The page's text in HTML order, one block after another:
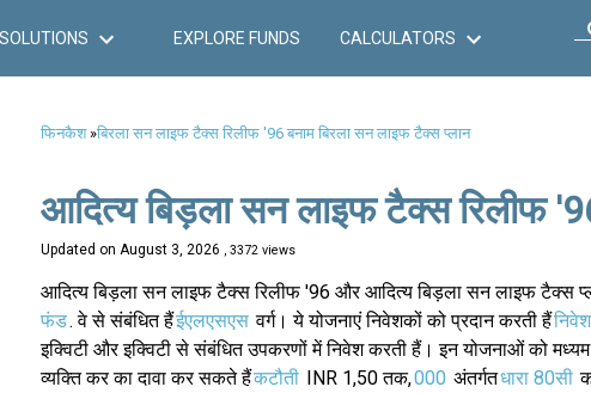
SOLUTIONS EXPLORE FUNDS CALCULATORS
फिनकैश»बिरला सन लाइफ टैक्स रिलीफ '96 बनाम बिरला सन लाइफ टैक्स प्लान
आदित्य बिड़ला सन लाइफ टैक्स रिलीफ
Updated on August 3, 2026 , 3372 views
आदित्य बिड़ला सन लाइफ टैक्स रिलीफ '96 और आदित्य बिड़ला सन लाइफ टैक्स
फंड. वे से संबंधित हैंईएलएसएस वर्ग। ये योजनाएं निवेशकों को प्रदान करती हैं
इक्विटी और इक्विटी से संबंधित उपकरणों में निवेश करती हैं। इन योजनाओं को
व्यक्ति कर का दावा कर सकते हैंकटौती INR 1,50 तक,000 अंतर्गतधारा 80सी